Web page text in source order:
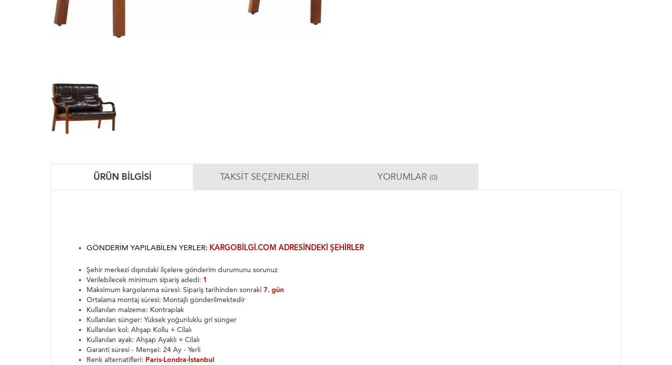
ÜRÜN BILGISI TAKSIT SEÇENEKLERI YORUMLAR (0)
GÖNDERIM YAPILABILEN YERLER: KARGOBILGI.COM ADRESINDEKI ŞEHIRLER
Şehir merkezi dışındaki ilçelere gönderim durumunu sorunuz
Verilebilecek minimum sipariş adedi: 1
Maksimum kargolanma süresi: Sipariş tarihinden sonraki 7. gün
Ortalama montaj süresi: Montajlı gönderilmektedir
Kullanılan malzeme: Kontraplak
Kullanılan sünger: Yüksek yoğunluklu gri sünger
Kullanılan kol: Ahşap Kollu + Cilalı
Kullanılan ayak: Ahşap Ayaklı + Cilalı
Garanti süresi - Menşei: 24 Ay - Yerli
Renk alternatifleri: Paris-Londra-İstanbul